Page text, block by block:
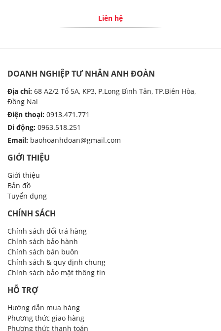
Liên hệ
DOANH NGHIỆP TƯ NHÂN ANH ĐOÀN
Địa chỉ: 68 A2/2 Tổ 5A, KP3, P.Long Bình Tân, TP.Biên Hòa,
Đồng Nai
Điện thoại: 0913.471.771
Di động: 0963.518.251
Email: baohoanhdoan@gmail.com
GIỚI THIỆU
Giới thiệu
Bản đồ
Tuyển dụng
CHÍNH SÁCH
Chính sách đổi trả hàng
Chính sách bảo hành
Chính sách bán buôn
Chính sách & quy định chung
Chính sách bảo mật thông tin
HỖ TRỢ
Hướng dẫn mua hàng
Phương thức giao hàng
Phương thức thanh toán